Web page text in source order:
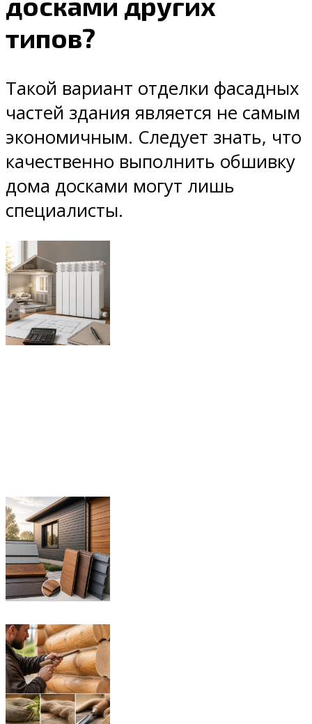
типов?
Такой вариант отделки фасадных
частей здания является не самым
экономичным. Следует знать, что
качественно выполнить обшивку
дома досками могут лишь
специалисты.